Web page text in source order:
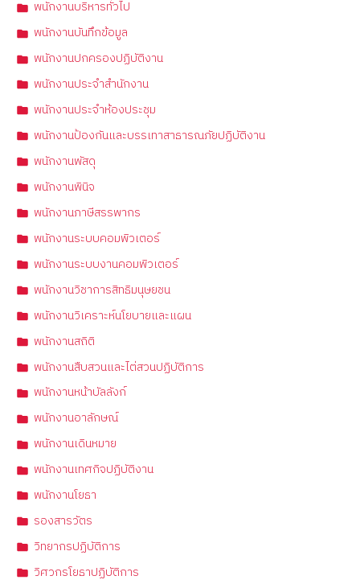
พนักงานบริหารทั่วไป
พนักงานบันทึกข้อมูล
พนักงานปกครองปฏิบัติงาน
พนักงานประจำสำนักงาน
พนักงานประจำห้องประชุม
พนักงานป้องกันและบรรเทาสาธารณภัยปฏิบัติงาน
พนักงานพัสดุ
พนักงานพินิจ
พนักงานภาษีสรรพากร
พนักงานระบบคอมพิวเตอร์
พนักงานระบบงานคอมพิวเตอร์
พนักงานวิชาการสิทธิมนุษยชน
พนักงานวิเคราะห์นโยบายและแผน
พนักงานสถิติ
พนักงานสืบสวนและไต่สวนปฏิบัติการ
พนักงานหน้าบัลลังก์
พนักงานอาลักษณ์
พนักงานเดินหมาย
พนักงานเทศกิจปฏิบัติงาน
พนักงานโยธา
รองสารวัตร
วิทยากรปฏิบัติการ
วิศวกรโยธาปฏิบัติการ